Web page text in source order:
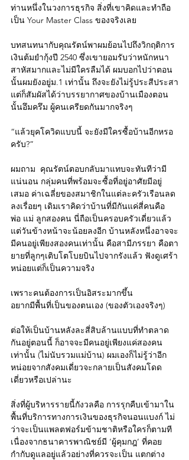
ท่านหนึ่งในวงการธุรกิจ สิ่งที่เขาคิดและทำถือ
เป็น Your Master Class ของจริงเลย
บทสนทนากับคุณรัตน์พาผมย้อนไปถึงวิกฤติการ
เงินต้มยำกุ้งปี 2540 ซึ่งเขายอมรับว่าหนักหนา
สาหัสมากและไม่มีใครลืมได้ ผมบอกไปว่าตอน
นั้นผมยังอยู่ม.1 เท่านั้น ถึงจะยังไม่รู้ประสีประสา
แต่ก็สัมผัสได้ว่าบรรยากาศของบ้านเมืองตอน
นั้นอึมครึม ผู้คนเครียดกันมากจริงๆ
“แล้วยุคโควิดแบบนี้ จะยังมีใครซื้อบ้านอีกหรอ
ครับ?”
ผมถาม  คุณรัตน์ตอบกลับมาแทบจะทันทีว่ามี
แน่นอน กลุ่มคนที่พร้อมจะซื้อที่อยู่อาศัยมีอยู่
เสมอ ค่าเฉลี่ยของสมาชิกในแต่ละครัวเรือนลด
ลงเรื่อยๆ เดิมเราคิดว่าบ้านที่มีกันแค่สี่คนคือ
พ่อ แม่ ลูกสองคน นี่ถือเป็นครอบครัวเดี่ยวแล้ว
แต่วันข้างหน้าจะน้อยลงอีก บ้านหลังหนึ่งอาจจะ
มีคนอยู่เพียงสองคนเท่านั้น คือสามีภรรยา คือตา
ยายที่ลูกๆเติบโตโบยบินไปจากรังแล้ว ฟังดูเศร้า
หน่อยแต่ก็เป็นความจริง
เพราะคนต้องการเป็นอิสระมากขึ้น
อยากมีพื้นที่เป็นของตนเอง (ของตัวเองจริงๆ)
ต่อให้เป็นบ้านหลังละสี่สิบล้านแบบที่ทำตลาด
กันอยู่ตอนนี้ ก็อาจจะมีคนอยู่เพียงแค่สองคน
เท่านั้น (ไม่นับรวมแม่บ้าน) ผมเองก็ไม่รู้ว่าอีก
หน่อยจากสังคมเดี่ยวจะกลายเป็นสังคมโดด
เดี่ยวหรือเปล่านะ
สิ่งที่ผู้บริหารรายนี้กังวลคือ การรุกคืบเข้ามาใน
พื้นที่บริการทางการเงินของธุรกิจนอนแบงก์ ไม่
ว่าจะเป็นแพลตฟอร์มข้ามชาติหรือใครก็ตามที
เนื่องจากธนาคารพาณิชย์มี ‘ผู้คุมกฎ’ ที่คอย
กำกับดูแลอยู่แล้วอย่างที่ควรจะเป็น แตกต่าง